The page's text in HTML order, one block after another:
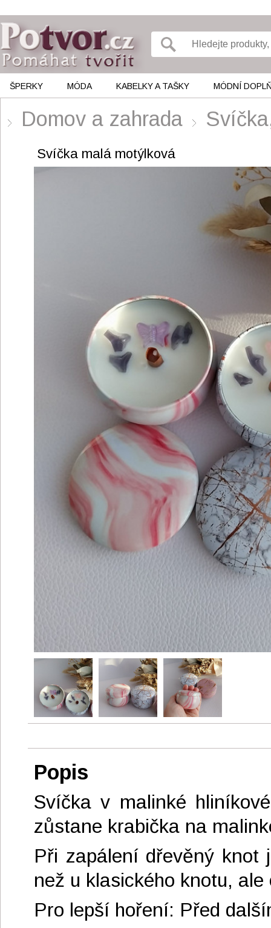
ŠPERKY MÓDA KABELKY A TAŠKY MÓDNÍ
Domov a zahrada
Svíčka malá motýlková
Popis
Svíčka v malinké
zůstane krabička na
Při zapálení dřevěný
než u klasického knotu,
Pro lepší hoření: Před